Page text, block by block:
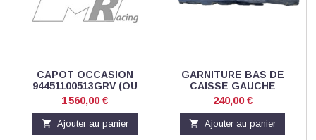
CAPOT OCCASION
94451100513GRV (OU
94451100512, 94451100513
Prix
1 560,00 €
 Ajouter au panier
GARNITURE BAS DE
CAISSE GAUCHE
OCCASION
Prix
240,00 €
 Ajouter au panier